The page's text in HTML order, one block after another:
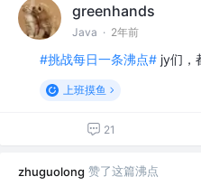
greenhands
Java · 2年前
#挑战每日一条沸点# jy们，
上班摸鱼
21
zhuguolong 赞了这篇沸点